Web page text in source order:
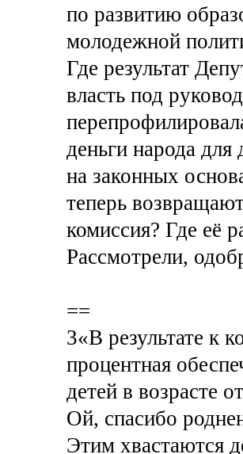
по развитию
молодежной
Где результат
власть под
деньги народа
на законных
теперь
комиссия? Где её
Рассмотрели,
==
3«В результате к
процентная
детей в возрасте
Ой, спасибо
Этим хвастаются